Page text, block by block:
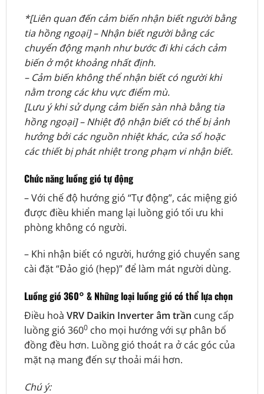
*[Liên quan đến cảm biến nhận biết người bằng
tia hồng ngoại] – Nhận biết người bằng các
chuyển động mạnh như bước đi khi cách cảm
biến ở một khoảng nhất định.
– Cảm biến không thể nhận biết có người khi
nằm trong các khu vực điểm mù.
[Lưu ý khi sử dụng cảm biến sàn nhà bằng tia
hồng ngoại] – Nhiệt độ nhận biết có thể bị ảnh
hưởng bởi các nguồn nhiệt khác, cửa sổ hoặc
các thiết bị phát nhiệt trong phạm vi nhận biết.
Chức năng luồng gió tự động
– Với chế độ hướng gió “Tự động”, các miệng gió
được điều khiển mang lại luồng gió tối ưu khi
phòng không có người.
– Khi nhận biết có người, hướng gió chuyển sang
cài đặt “Đảo gió (hẹp)” để làm mát người dùng.
Luồng gió 360° & Những loại luồng gió có thể lựa chọn
Điều hoà VRV Daikin Inverter âm trần cung cấp
luồng gió 3600cho mọi hướng với sự phân bố
đồng đều hơn. Luồng gió thoát ra ở các góc của
mặt nạ mang đến sự thoải mái hơn.
Chú ý: